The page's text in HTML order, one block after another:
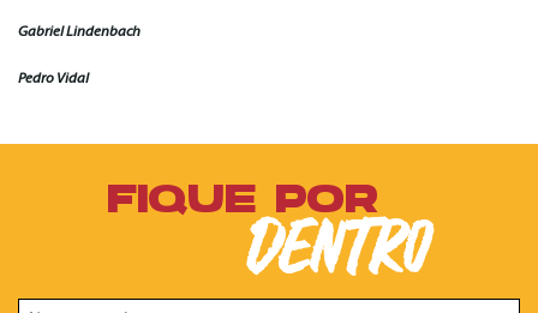
Gabriel Lindenbach
Pedro Vidal
FIQUE POR
DENTRO